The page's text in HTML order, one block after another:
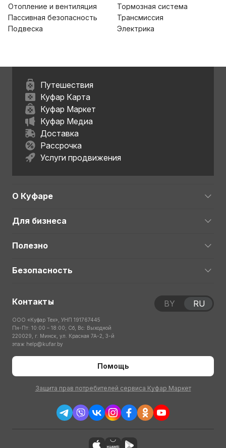
Отопление и вентиляция
Пассивная безопасность
Подвеска
Тормозная система
Трансмиссия
Электрика
Путешествия
Куфар Карта
Куфар Маркет
Куфар Медиа
Доставка
Рассрочка
Услуги продвижения
О Куфаре
Для бизнеса
Полезно
Безопасность
Контакты
ООО «Куфар Тех», УНП 191767445
Пн-Пт: 10:00 – 18:00; Сб, Вс: Выходной
220029, г. Минск, ул. Красная 7А-2, 3-й
этаж help@kufar.by
Помощь
Защита прав потребителей сервиса Куфар Маркет
BY RU